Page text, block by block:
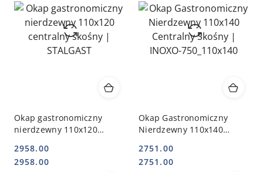
Okap gastronomiczny
nierdzewny 110x120
STALGAST
Cena:
2958.00
Cena:
2958.00
Okap Gastronomiczny
Nierdzewny 110x140
750_110x140
Cena:
2751.00
Cena:
2751.00